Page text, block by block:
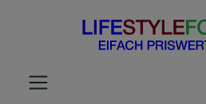
springen